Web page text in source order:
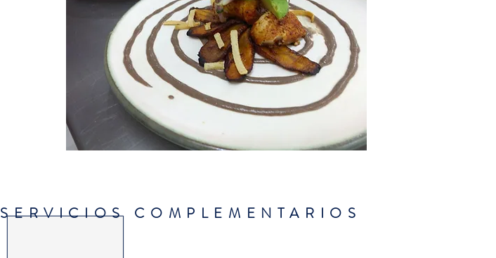
SERVICIOS COMPLEMENTARIOS